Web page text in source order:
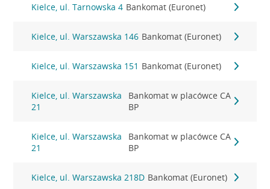
Kielce, ul. Tarnowska 4 Bankomat (Euronet)
Kielce, ul. Warszawska 146 Bankomat (Euronet)
Kielce, ul. Warszawska 151 Bankomat (Euronet)
Kielce, ul. Warszawska
21
Bankomat w placówce CA
BP
Kielce, ul. Warszawska
21
Bankomat w placówce CA
BP
Kielce, ul. Warszawska 218D Bankomat (Euronet)